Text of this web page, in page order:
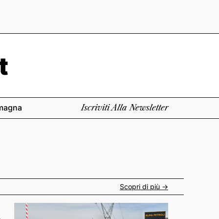
Iscriviti Alla Newsletter
Scopri di più ->